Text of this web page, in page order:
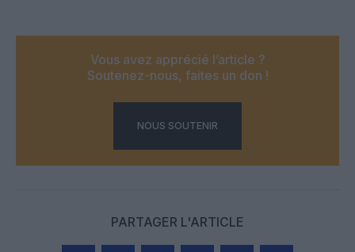
Vous avez apprécié l’article ?
Soutenez-nous, faites un don !
NOUS SOUTENIR
PARTAGER L'ARTICLE